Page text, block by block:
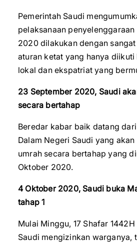
Pemerintah Saudi
pelaksanaan
2020 dilakukan dengan
aturan ketat yang hanya
lokal dan ekspatriat yang
23 September 2020, Saudi
secara bertahap
Beredar kabar baik datang
Dalam Negeri Saudi yang
umrah secara bertahap yang
Oktober 2020.
4 Oktober 2020, Saudi buka
tahap 1
Mulai Minggu, 17 Shafar
Saudi mengizinkan warganya,